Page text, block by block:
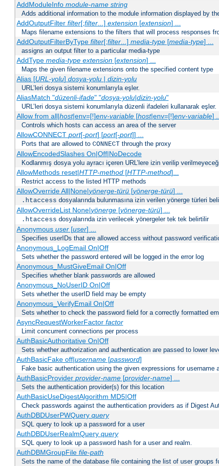
AddModuleInfo module-name string
Adds additional information to the module information displayed by
AddOutputFilter filter[;filter...] extension[extension] ...
Maps filename extensions to the filters that will process responses
AddOutputFilterByType filter[;filter...] media-type[media-type] ...
assigns an output filter to a particular media-type
AddType media-type extension[extension] ...
Maps the given filename extensions onto the specified content type
Alias [URL-yolu] dosya-yolu| dizin-yolu
URL’leri dosya sistemi konumlarıyla eşler.
AliasMatch "düzenli-ifade" "dosya-yolu|dizin-yolu"
URL’leri dosya sistemi konumlarıyla düzenli ifadeleri kullanarak eşler.
Allow from all|host|env=[!]env-variable[host|env=[!]env-variable]
Controls which hosts can access an area of the server
AllowCONNECT port[-port] [port[-port]] ...
Ports that are allowed to CONNECT through the proxy
AllowEncodedSlashes On|Off|NoDecode
Kodlanmış dosya yolu ayracı içeren URL’lere izin verilip
AllowMethods reset|HTTP-method[HTTP-method]...
Restrict access to the listed HTTP methods
AllowOverride All|None|yönerge-türü[yönerge-türü] ...
.htaccess dosyalarında bulunmasına izin verilen yönerge türleri
AllowOverrideList None|yönerge[yönerge-türü] ...
.htaccess dosyalarında izin verilecek yönergeler tek tek belirtilir
Anonymous user[user] ...
Specifies userIDs that are allowed access without password
Anonymous_LogEmail On|Off
Sets whether the password entered will be logged in the error log
Anonymous_MustGiveEmail On|Off
Specifies whether blank passwords are allowed
Anonymous_NoUserID On|Off
Sets whether the userID field may be empty
Anonymous_VerifyEmail On|Off
Sets whether to check the password field for a correctly formatted
AsyncRequestWorkerFactor factor
Limit concurrent connections per process
AuthBasicAuthoritative On|Off
Sets whether authorization and authentication are passed to lower
AuthBasicFake off|username[password]
Fake basic authentication using the given expressions for username
AuthBasicProvider provider-name[provider-name] ...
Sets the authentication provider(s) for this location
AuthBasicUseDigestAlgorithm MD5|Off
Check passwords against the authentication providers as if Digest
AuthDBDUserPWQuery query
SQL query to look up a password for a user
AuthDBDUserRealmQuery query
SQL query to look up a password hash for a user and realm.
AuthDBMGroupFile file-path
Sets the name of the database file containing the list of user groups